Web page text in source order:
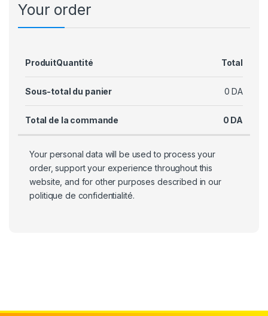
Your order
ProduitQuantité Total
Sous-total du panier 0 DA
Total de la commande 0 DA
Your personal data will be used to process your
order, support your experience throughout this
website, and for other purposes described in our
politique de confidentialité.